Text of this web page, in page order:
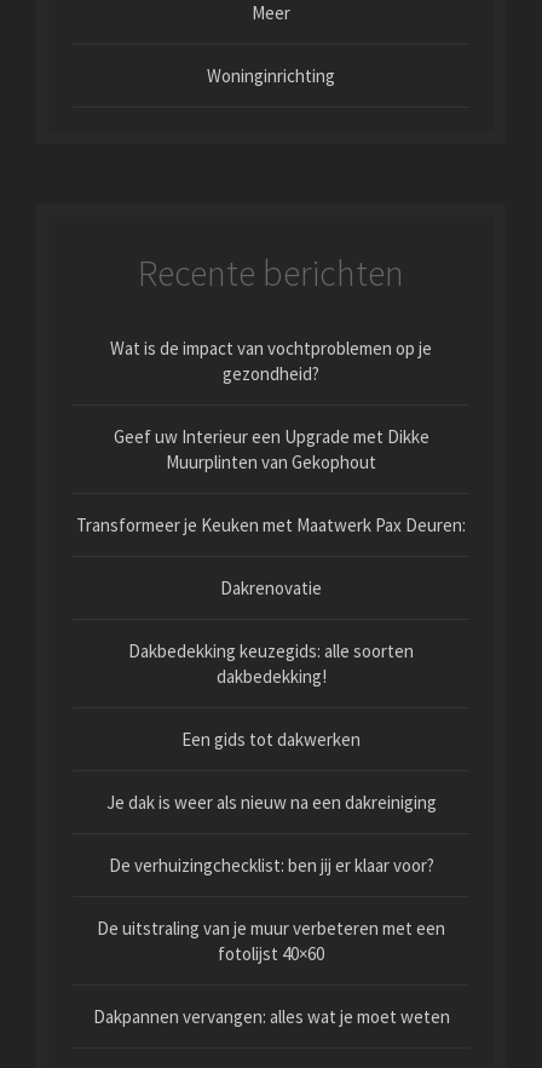
Meer
Woninginrichting
Recente berichten
Wat is de impact van vochtproblemen op je
gezondheid?
Geef uw Interieur een Upgrade met Dikke
Muurplinten van Gekophout
Transformeer je Keuken met Maatwerk Pax Deuren:
Dakrenovatie
Dakbedekking keuzegids: alle soorten
dakbedekking!
Een gids tot dakwerken
Je dak is weer als nieuw na een dakreiniging
De verhuizingchecklist: ben jij er klaar voor?
De uitstraling van je muur verbeteren met een
fotolijst 40×60
Dakpannen vervangen: alles wat je moet weten